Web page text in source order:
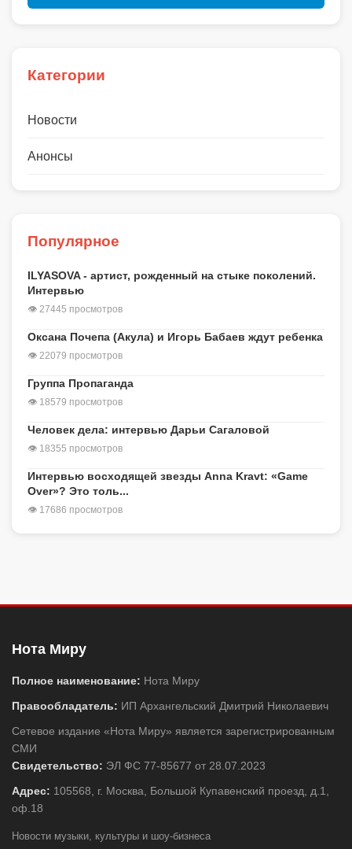
Категории
Новости
Анонсы
Популярное
ILYASOVA - артист, рожденный на стыке поколений.
Интервью
👁 27445 просмотров
Оксана Почепа (Акула) и Игорь Бабаев ждут ребенка
👁 22079 просмотров
Группа Пропаганда
👁 18579 просмотров
Человек дела: интервью Дарьи Сагаловой
👁 18355 просмотров
Интервью восходящей звезды Anna Kravt: «Game
Over»? Это толь...
👁 17686 просмотров
Нота Миру
Полное наименование: Нота Миру
Правообладатель: ИП Архангельский Дмитрий Николаевич
Сетевое издание «Нота Миру» является зарегистрированным
СМИ
Свидетельство: ЭЛ ФС 77-85677 от 28.07.2023
Адрес: 105568, г. Москва, Большой Купавенский проезд, д.1,
оф.18
Новости музыки, культуры и шоу-бизнеса